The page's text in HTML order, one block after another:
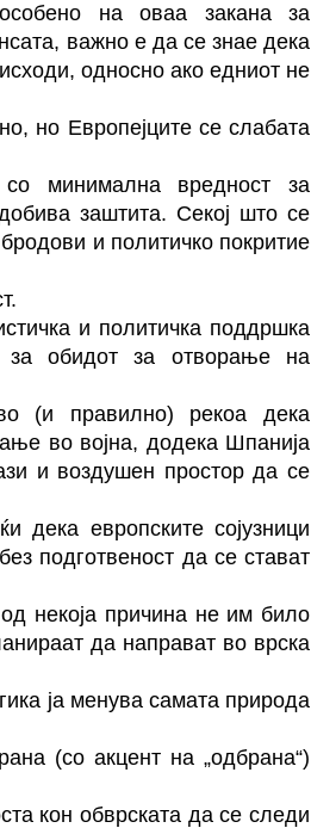
на оваа закана за
важно е да се знае дека
односно ако едниот не
но Европејците се слабата
минимална вредност за
заштита. Секој што се
и политичко покритие
и политичка поддршка
за обидот за отворање на
(и правилно) рекоа дека
во војна, додека Шпанија
и воздушен простор да се
дека европските сојузници
подготвеност да се стават
некоја причина не им било
да направат во врска
ја менува самата природа
(со акцент на „одбрана“)
кон обврската да се следи